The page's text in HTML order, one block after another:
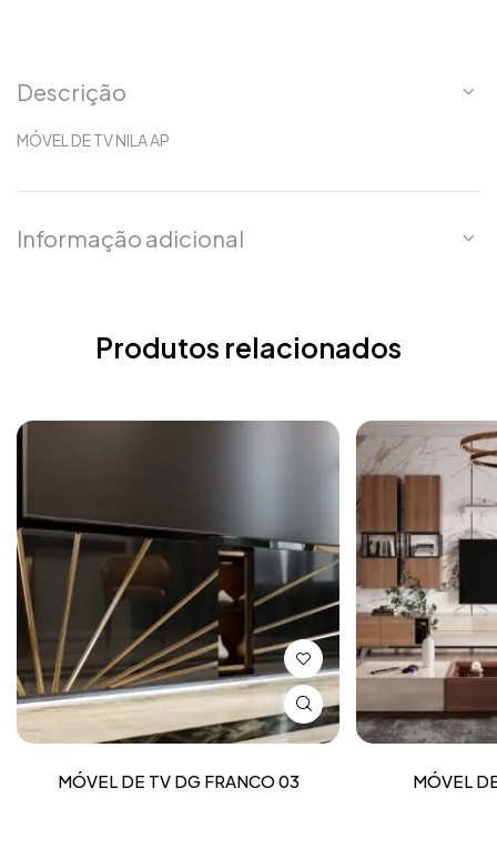
Descrição
MÓVEL DE TV NILA AP
Informação adicional
Produtos relacionados
MÓVEL DE TV DG FRANCO 03 MÓVEL